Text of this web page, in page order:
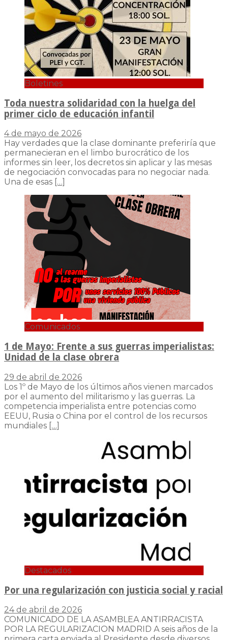
Boletines
Toda nuestra solidaridad con la huelga del
primer ciclo de educación infantil
4 de mayo de 2026
Hay verdades que la clase dominante preferiría que
permanecieran en el limbo burocrático de los
informes sin leer, los decretos sin aplicar y las mesas
de negociación convocadas para no negociar nada.
Una de esas […]
Comunicados
1 de Mayo: Frente a sus guerras imperialistas:
Unidad de la clase obrera
29 de abril de 2026
Los 1º de Mayo de los últimos años vienen marcados
por el aumento del militarismo y las guerras. La
competencia imperialista entre potencias como
EEUU, Rusia o China por el control de los recursos
mundiales […]
Destacados
Por una regularización con justicia social y racial
24 de abril de 2026
COMUNICADO DE LA ASAMBLEA ANTIRRACISTA
POR LA REGULARIZACION MADRID A seis años de la